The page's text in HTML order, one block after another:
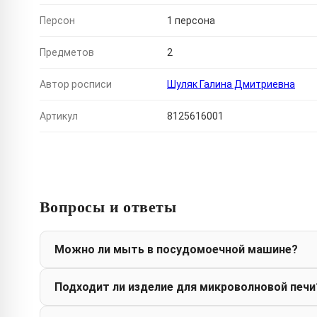
Персон 1 персона
Предметов 2
Автор росписи Шуляк Галина Дмитриевна
Артикул 8125616001
Вопросы и ответы
Можно ли мыть в посудомоечной машине?
Подходит ли изделие для микроволновой